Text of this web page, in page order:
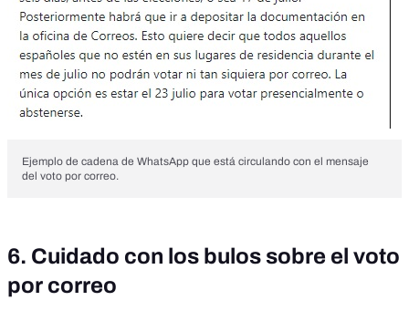
Ejemplo de cadena de WhatsApp que está circulando con el mensaje
del voto por correo.
6. Cuidado con los bulos sobre el voto
por correo